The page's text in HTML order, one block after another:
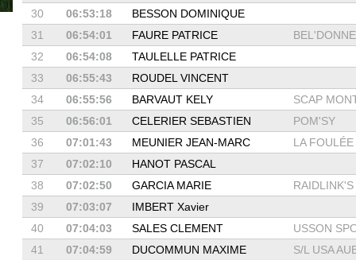
30
06:53:18
BESSON DOMINIQUE
31
06:54:01 FAURE PATRICE
32
06:54:08
TAULELLE PATRICE
33
06:55:43
ROUDEL VINCENT
34
06:55:56 BARVAUT KELY
SCAP
35
06:56:01 CELERIER SEBASTIEN
POM'SY
36
07:01:43 MEUNIER JEAN-MARC
LA
37
07:02:10
HANOT PASCAL
38
07:02:50 GARCIA MARIE
39
07:03:07
IMBERT Xavier
40
07:04:03 SALES CLEMENT
USSON
41
07:04:59 DUCOMMUN MAXIME
S/L USA